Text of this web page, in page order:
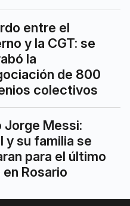
entre el
y la CGT: se
la
de 800
colectivos
Jorge Messi:
y su familia se
para el último
en Rosario